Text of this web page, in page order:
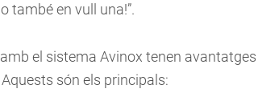
també en vull una!”.
el sistema Avinox tenen avantatges
són els principals: